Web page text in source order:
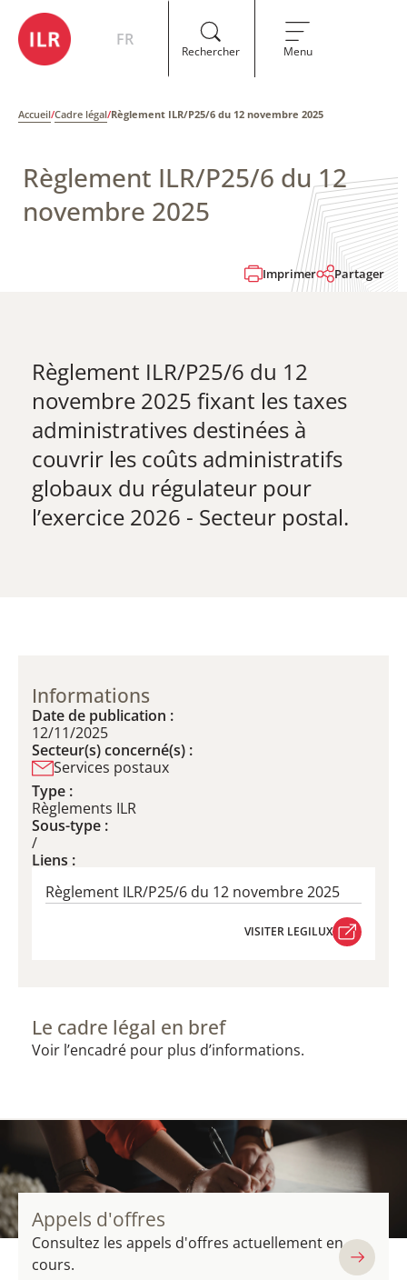
FR
Rechercher Menu
Accueil/Cadre légal/Règlement ILR/P25/6 du 12 novembre 2025
Règlement ILR/P25/6 du 12
novembre 2025
Imprimer Partager
Règlement ILR/P25/6 du 12
novembre 2025 fixant les taxes
administratives destinées à
couvrir les coûts administratifs
globaux du régulateur pour
l’exercice 2026 - Secteur postal.
Informations
Date de publication :
12/11/2025
Secteur(s) concerné(s) :
Services postaux
Type :
Règlements ILR
Sous-type :
/
Liens :
Règlement ILR/P25/6 du 12 novembre 2025
VISITER LEGILUX
Le cadre légal en bref
Voir l’encadré pour plus d’informations.
Appels d'offres
Consultez les appels d'offres actuellement en
cours.